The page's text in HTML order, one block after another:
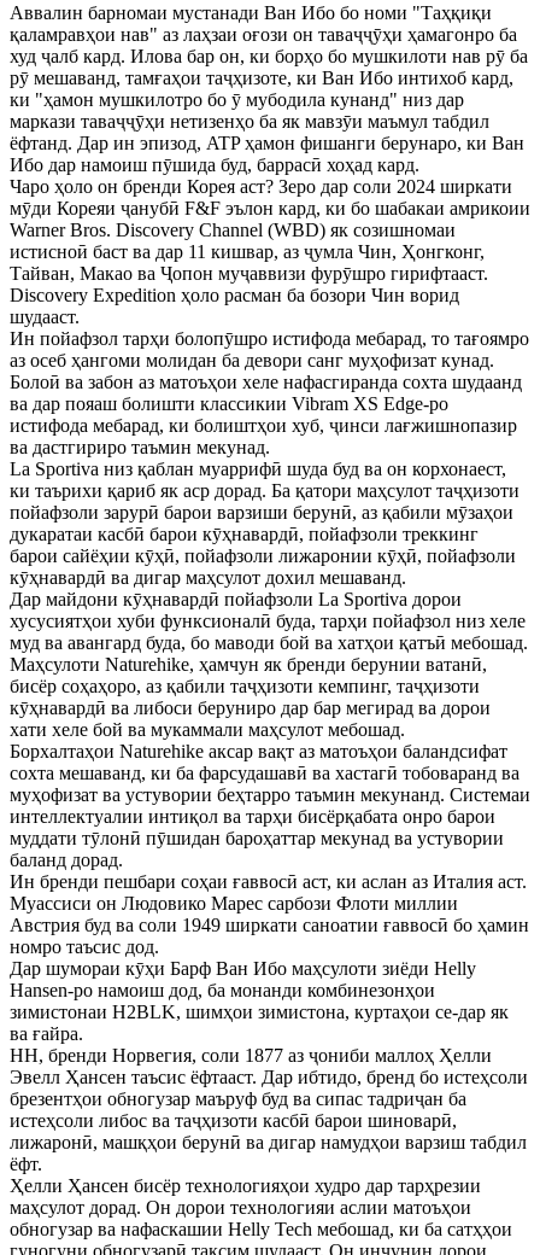
Аввалин барномаи мустанади Ван Ибо бо номи "Таҳқиқи
қаламравҳои нав" аз лаҳзаи оғози он таваҷҷӯҳи ҳамагонро ба
худ ҷалб кард. Илова бар он, ки борҳо бо мушкилоти нав рӯ ба
рӯ мешаванд, тамғаҳои таҷҳизоте, ки Ван Ибо интихоб кард,
ки "ҳамон мушкилотро бо ӯ мубодила кунанд" низ дар
маркази таваҷҷӯҳи нетизенҳо ба як мавзӯи маъмул табдил
ёфтанд. Дар ин эпизод, ATP ҳамон фишанги берунаро, ки Ван
Ибо дар намоиш пӯшида буд, баррасӣ хоҳад кард.
Чаро ҳоло он бренди Корея аст? Зеро дар соли 2024 ширкати
мӯди Кореяи ҷанубӣ F&F эълон кард, ки бо шабакаи амрикоии
Warner Bros. Discovery Channel (WBD) як созишномаи
истисноӣ баст ва дар 11 кишвар, аз ҷумла Чин, Ҳонгконг,
Тайван, Макао ва Ҷопон муҷаввизи фурӯшро гирифтааст.
Discovery Expedition ҳоло расман ба бозори Чин ворид
шудааст.
Ин пойафзол тарҳи болопӯшро истифода мебарад, то тағоямро
аз осеб ҳангоми молидан ба девори санг муҳофизат кунад.
Болоӣ ва забон аз матоъҳои хеле нафасгиранда сохта шудаанд
ва дар пояаш болишти классикии Vibram XS Edge-ро
истифода мебарад, ки болиштҳои хуб, ҷинси лағжишнопазир
ва дастгириро таъмин мекунад.
La Sportiva низ қаблан муаррифӣ шуда буд ва он корхонаест,
ки таърихи қариб як аср дорад. Ба қатори маҳсулот таҷҳизоти
пойафзоли зарурӣ барои варзиши берунӣ, аз қабили мӯзаҳои
дукаратаи касбӣ барои кӯҳнавардӣ, пойафзоли треккинг
барои сайёҳии кӯҳӣ, пойафзоли лижаронии кӯҳӣ, пойафзоли
кӯҳнавардӣ ва дигар маҳсулот дохил мешаванд.
Дар майдони кӯҳнавардӣ пойафзоли La Sportiva дорои
хусусиятҳои хуби функсионалӣ буда, тарҳи пойафзол низ хеле
муд ва авангард буда, бо маводи бой ва хатҳои қатъӣ мебошад.
Маҳсулоти Naturehike, ҳамчун як бренди берунии ватанӣ,
бисёр соҳаҳоро, аз қабили таҷҳизоти кемпинг, таҷҳизоти
кӯҳнавардӣ ва либоси беруниро дар бар мегирад ва дорои
хати хеле бой ва мукаммали маҳсулот мебошад.
Борхалтаҳои Naturehike аксар вақт аз матоъҳои баландсифат
сохта мешаванд, ки ба фарсудашавӣ ва хастагӣ тобоваранд ва
муҳофизат ва устувории беҳтарро таъмин мекунанд. Системаи
интеллектуалии интиқол ва тарҳи бисёрқабата онро барои
муддати тӯлонӣ пӯшидан бароҳаттар мекунад ва устувории
баланд дорад.
Ин бренди пешбари соҳаи ғаввосӣ аст, ки аслан аз Италия аст.
Муассиси он Людовико Марес сарбози Флоти миллии
Австрия буд ва соли 1949 ширкати саноатии ғаввосӣ бо ҳамин
номро таъсис дод.
Дар шумораи кӯҳи Барф Ван Ибо маҳсулоти зиёди Helly
Hansen-ро намоиш дод, ба монанди комбинезонҳои
зимистонаи H2BLK, шимҳои зимистона, куртаҳои се-дар як
ва ғайра.
HH, бренди Норвегия, соли 1877 аз ҷониби маллоҳ Ҳелли
Эвелл Ҳансен таъсис ёфтааст. Дар ибтидо, бренд бо истеҳсоли
брезентҳои обногузар маъруф буд ва сипас тадриҷан ба
истеҳсоли либос ва таҷҳизоти касбӣ барои шиноварӣ,
лижаронӣ, машқҳои берунӣ ва дигар намудҳои варзиш табдил
ёфт.
Ҳелли Ҳансен бисёр технологияҳои худро дар тарҳрезии
маҳсулот дорад. Он дорои технологияи аслии матоъҳои
обногузар ва нафаскашии Helly Tech мебошад, ки ба сатҳҳои
гуногуни обногузарӣ тақсим шудааст. Он инчунин дорои